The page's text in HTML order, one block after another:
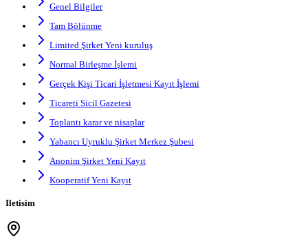
Genel Bilgiler
Tam Bölünme
Limited Şirket Yeni kuruluş
Normal Birleşme İşlemi
Gerçek Kişi Ticari İşletmesi Kayıt İşlemi
Ticareti Sicil Gazetesi
Toplantı karar ve nisaplar
Yabancı Uyruklu Şirket Merkez Şubesi
Anonim Şirket Yeni Kayıt
Kooperatif Yeni Kayıt
Iletisim